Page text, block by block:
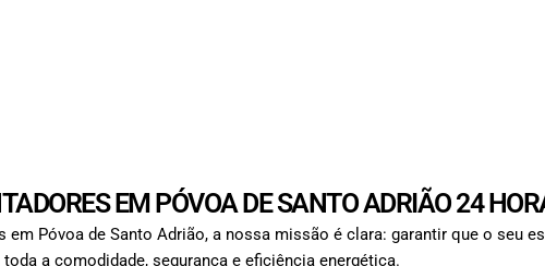
EM PÓVOA DE SANTO ADRIÃO 24
em Póvoa de Santo Adrião, a nossa missão é clara: garantir que o seu
a comodidade, segurança e eficiência energética.